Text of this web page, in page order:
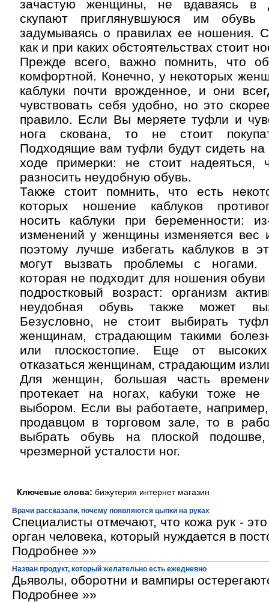
зачастую женщины, не вдаваясь в
скупают приглянувшуюся им обувь
задумываясь о правилах ее ношения.
как и при каких обстоятельствах стоит
Прежде всего, важно помнить, что
комфортной. Конечно, у некоторых
каблуки почти врожденное, и они
чувствовать себя удобно, но это
правило. Если Вы меряете туфли и
нога скована, то не стоит
Подходящие вам туфли будут сидеть на
ходе примерки: не стоит надеяться,
разносить неудобную обувь.
Также стоит помнить, что есть
которых ношение каблуков
носить каблуки при беременности:
изменений у женщины изменяется вес
поэтому лучше избегать каблуков в
могут вызвать проблемы с ногами.
которая не подходит для ношения обуви
подростковый возраст: организм
неудобная обувь также может
Безусловно, не стоит выбирать
женщинам, страдающим такими
или плоскостопие. Еще от
отказаться женщинам, страдающим
Для женщин, большая часть
протекает на ногах, кабуки тоже не
выбором. Если вы работаете,
продавцом в торговом зале, то в
выбрать обувь на плоской
чрезмерной усталости ног.
Ключевые слова: бижутерия интернет магазин
Врачи рассказали, почему появляются цыпки на руках
Специалисты отмечают, что кожа рук -
орган человека, который нуждается в
Подробнее »»
Назван продукт, который желательно есть ежедневно
Дьяволы, оборотни и вампиры
Подробнее »»